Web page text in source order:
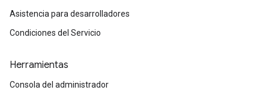
Asistencia para desarrolladores
Condiciones del Servicio
Herramientas
Consola del administrador